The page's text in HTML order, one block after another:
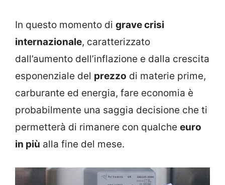
In questo momento di grave crisi
internazionale, caratterizzato
dall’aumento dell’inflazione e dalla crescita
esponenziale del prezzo di materie prime,
carburante ed energia, fare economia è
probabilmente una saggia decisione che ti
permetterà di rimanere con qualche euro
in più alla fine del mese.